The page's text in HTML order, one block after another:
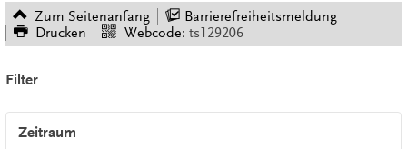
Zum Seitenanfang
Barrierefreiheitsmeldung
Drucken
Webcode: ts129206
Filter
Zeitraum